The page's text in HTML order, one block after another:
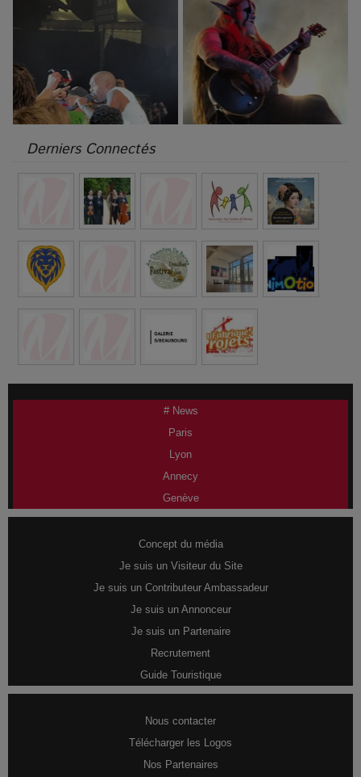
Derniers Connectés
# News
Paris
Lyon
Annecy
Genève
Concept du média
Je suis un Visiteur du Site
Je suis un Contributeur Ambassadeur
Je suis un Annonceur
Je suis un Partenaire
Recrutement
Guide Touristique
Nous contacter
Télécharger les Logos
Nos Partenaires